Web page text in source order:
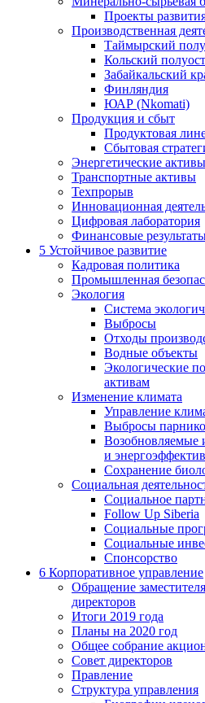
Проекты
Производственная
Таймырский
Кольский
Забайкальский
Финляндия
ЮАР (Nkomati)
Продукция и сбыт
Продуктовая
Сбытовая
Энергетические активы
Транспортные активы
Техпрорыв
Инновационная
Цифровая лаборатория
Финансовые
5 Устойчивое развитие
Кадровая политика
Промышленная
Экология
Система
Выбросы
Отходы
Водные объекты
Экологические
активам
Изменение климата
Управление
Выбросы
Возобновляемые
и
Сохранение
Социальная
Социальное
Follow Up Siberia
Социальные
Социальные
Спонсорство
6 Корпоративное управление
Обращение
директоров
Итоги 2019 года
Планы на 2020 год
Общее собрание
Совет директоров
Правление
Структура управления